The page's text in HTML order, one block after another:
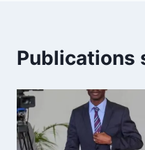
Publications